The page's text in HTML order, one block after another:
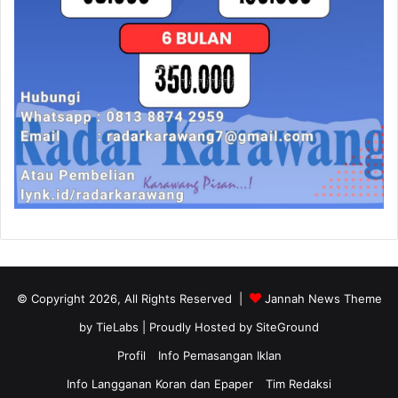
© Copyright 2026, All Rights Reserved |
Jannah News Theme
by TieLabs | Proudly Hosted by SiteGround
Profil
Info Pemasangan Iklan
Info Langganan Koran dan Epaper
Tim Redaksi